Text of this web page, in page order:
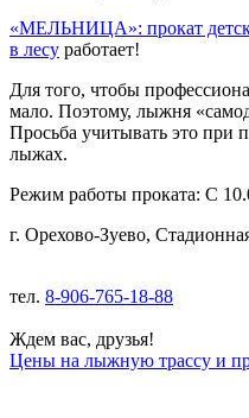
«МЕЛЬНИЦА»: прокат
в лесу работает!
Для того, чтобы
мало. Поэтому, лыжня
Просьба учитывать это при
лыжах.
Режим работы проката: С
г. Орехово-Зуево,
тел. 8-906-765-18-88
Ждем вас, друзья!
Цены на лыжную трассу и